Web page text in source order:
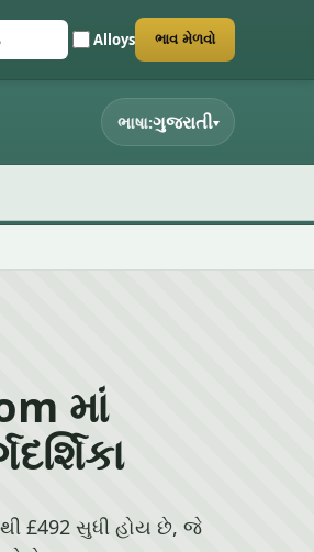
Alloys ભાવ મેળવો
ભાષા:ગુજરાતી▾
માં
£492 સુધી હોય છે, જે